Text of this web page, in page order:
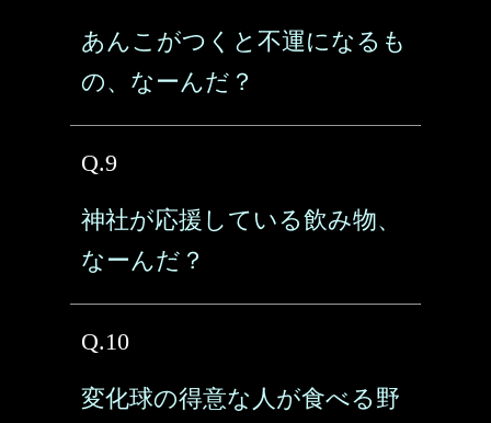
あんこがつくと不運になるも
の、なーんだ？
Q.9
神社が応援している飲み物、
なーんだ？
Q.10
変化球の得意な人が食べる野